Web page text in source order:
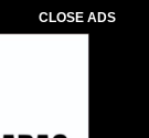
CLOSE ADS